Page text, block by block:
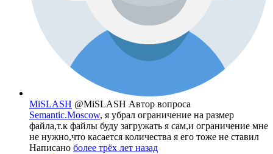
MiSLASH @MiSLASH Автор вопроса
Semantic.Moscow, я убрал ограничение на размер
файла,т.к файлы буду загружать я сам,и ограничение мне
не нужно,что касается количества я его тоже не ставил
Написано более трёх лет назад